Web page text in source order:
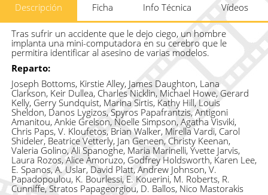
Descripción Ficha Info Técnica Vídeos
Tras sufrir un accidente que le dejo ciego, un hombre
implanta una mini-computadora en su cerebro que le
permitira identificar al asesino de varias modelos.
Reparto:
Joseph Bottoms, Kirstie Alley, James Daughton, Lana
Clarkson, Keir Dullea, Charles Nicklin, Michael Howe, Gerard
Kelly, Gerry Sundquist, Marina Sirtis, Kathy Hill, Louis
Sheldon, Danos Lygizos, Spyros Papafrantzis, Antigoni
Amanitou, Ankie Grelson, Noelle Simpson, Agatha Visviki,
Chris Paps, V. Kloufetos, Brian Walker, Mirella Vardi, Carol
Shideler, Beatrice Vetterly, Jan Geneen, Christy Keenan,
Valeria Golino, Ali Spanoghe, Maria Marinelli, Yvette Jarvis,
Laura Rozos, Alice Amoruzo, Godfrey Holdsworth, Karen Lee,
E. Spanos, A. Uslar, David Platt, Andrew Johnson, V.
Papadopoulou, K. Bourlessi, E. Kouerini, M. Roberts, R.
Cunniffe, Stratos Papageorgiou, D. Ballos, Nico Mastorakis